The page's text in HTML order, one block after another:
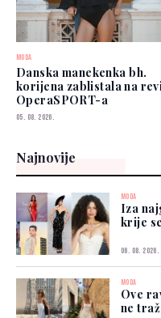
MODA
Danska manekenka bh.
korijena zablistala na
OperaSPORT-a
05. 08. 2026.
Najnovije
MODA
Iza
krije
06. 08. 2026.
MODA
Ove
ne